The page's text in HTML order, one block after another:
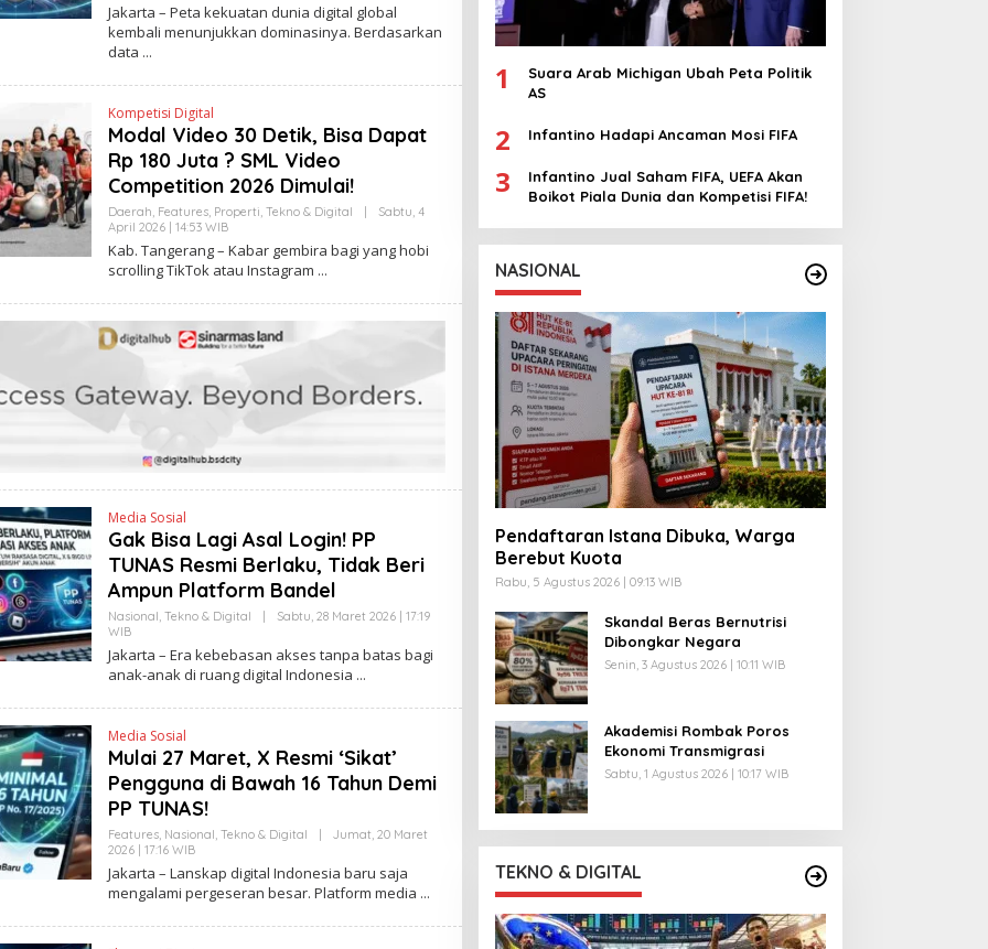
N
K
E
H
H
N
R
A
N
E
S
I
N
K
Jakarta – Peta kekuatan dunia digital global
kembali menunjukkan dominasinya. Berdasarkan
data
Kompetisi Digital
Modal Video 30 Detik, Bisa Dapat
Rp 180 Juta ? SML Video
Competition 2026 Dimulai!
Daerah, Features, Properti, Tekno & Digital |
Sabtu, 4
April 2026 | 14:53 WIBO
L
E
H
E
N
D
R
E
I
K
Kab. Tangerang – Kabar gembira bagi yang hobi
scrolling TikTok atau Instagram
Media Sosial
Gak Bisa Lagi Asal Login! PP
TUNAS Resmi Berlaku, Tidak Beri
Ampun Platform Bandel
Nasional, Tekno & Digital
Sabtu, 28 Maret 2026 | 17:19
WIBO
E
H
E
D
R
N
E
S
L
N
K
Jakarta – Era kebebasan akses tanpa batas bagi
anak-anak di ruang digital Indonesia
Media Sosial
Mulai 27 Maret, X Resmi ‘Sikat’
Pengguna di Bawah 16 Tahun Demi
PP TUNAS!
Features, Nasional, Tekno & Digital
Jumat, 20 Maret
2026 | 17:16 WIBO
E
H
E
Jakarta – Lanskap digital Indonesia baru saja
mengalami pergeseran besar. Platform media
1
Suara Arab Michigan Ubah Peta Politik
AS
2 Infantino Hadapi Ancaman Mosi FIFA
3
Infantino Jual Saham FIFA, UEFA Akan
Boikot Piala Dunia dan Kompetisi FIFA!
NASIONAL
Pendaftaran Istana Dibuka, Warga
Berebut Kuota
Rabu, 5 Agustus 2026 | 09:13 WIB
Skandal Beras Bernutrisi
Dibongkar Negara
Senin, 3 Agustus 2026 | 10:11 WIB
Akademisi Rombak Poros
Ekonomi Transmigrasi
Sabtu, 1 Agustus 2026 | 10:17 WIB
TEKNO & DIGITAL